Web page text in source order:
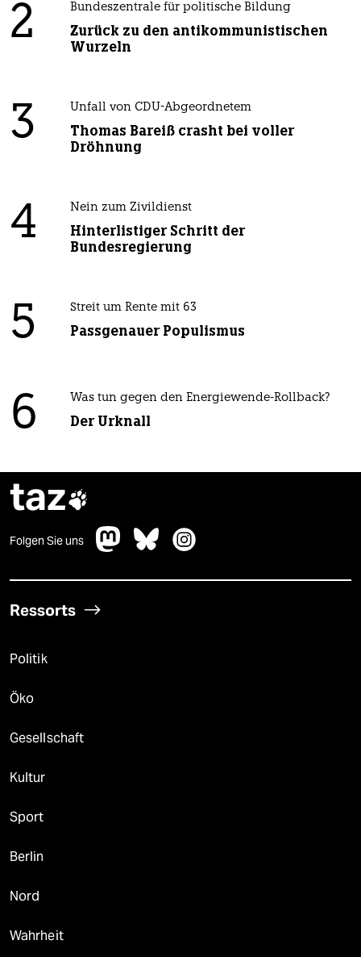
2 Bundeszentrale für politische Bildung
Zurück zu den antikommunistischen
Wurzeln
3 Unfall von CDU-Abgeordnetem
Thomas Bareiß crasht bei voller
Dröhnung
4 Nein zum Zivildienst
Hinterlistiger Schritt der
Bundesregierung
5 Streit um Rente mit 63
Passgenauer Populismus
6 Was tun gegen den Energiewende-Rollback?
Der Urknall
taz
Folgen Sie uns
Ressorts
Politik
Öko
Gesellschaft
Kultur
Sport
Berlin
Nord
Wahrheit